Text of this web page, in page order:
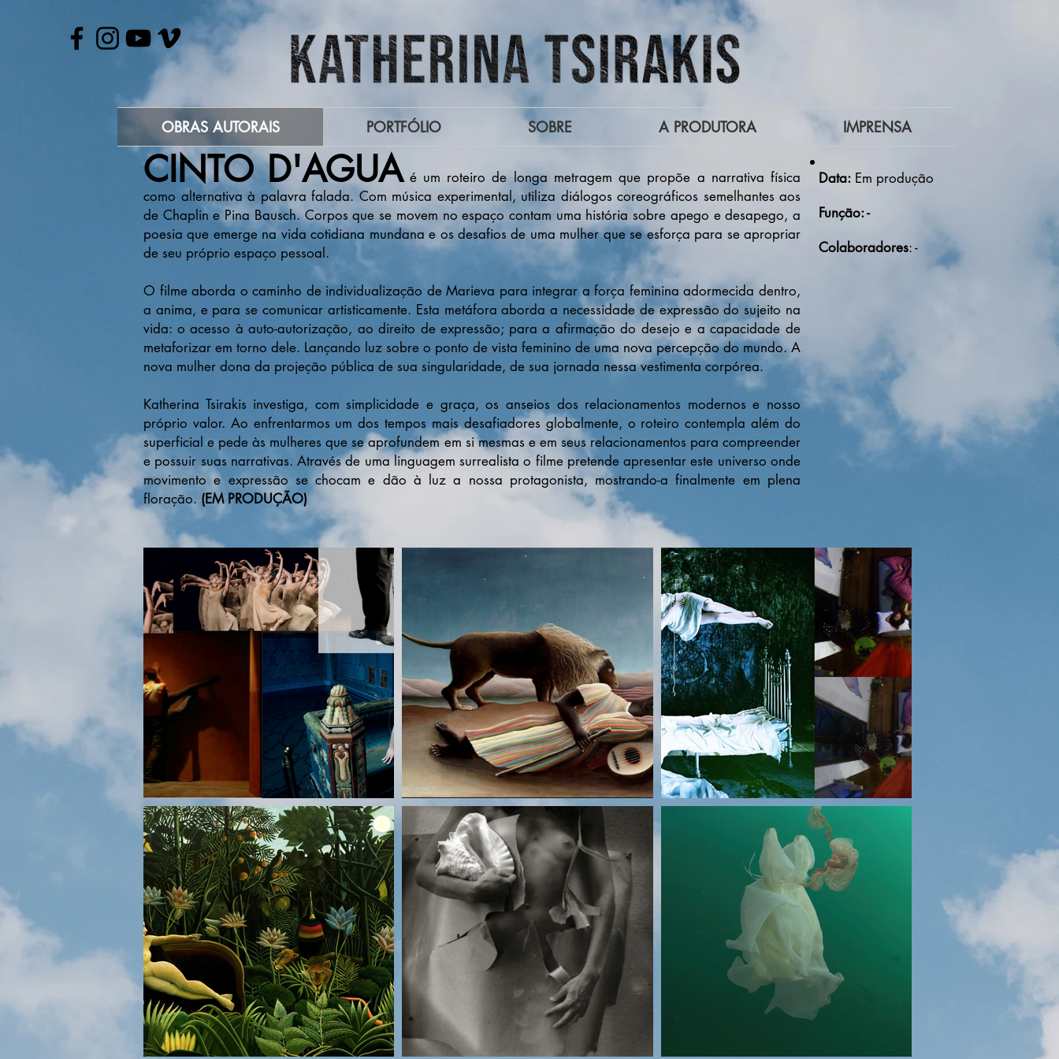
OBRAS AUTORAIS PORTFÓLIO SOBRE A PRODUTORA IMPRENSA
CINTO D'AGUAé um roteiro de longa metragem que propõe a narrativa física
como alternativa à palavra falada. Com música experimental, utiliza diálogos coreográficos semelhantes aos
de Chaplin e Pina Bausch. Corpos que se movem no espaço contam uma história sobre apego e desapego, a
poesia que emerge na vida cotidiana mundana e os desafios de uma mulher que se esforça para se apropriar
de seu próprio espaço pessoal.
O filme aborda o caminho de individualização de Marieva para integrar a força feminina adormecida dentro,
a anima, e para se comunicar artisticamente. Esta metáfora aborda a necessidade de expressão do sujeito na
vida: o acesso à auto-autorização, ao direito de expressão; para a afirmação do desejo e a capacidade de
metaforizar em torno dele. Lançando luz sobre o ponto de vista feminino de uma nova percepção do mundo. A
nova mulher dona da projeção pública de sua singularidade, de sua jornada nessa vestimenta corpórea.
Katherina Tsirakis investiga, com simplicidade e graça, os anseios dos relacionamentos modernos e nosso
próprio valor. Ao enfrentarmos um dos tempos mais desafiadores globalmente, o roteiro contempla além do
superficial e pede às mulheres que se aprofundem em si mesmas e em seus relacionamentos para compreender
e possuir suas narrativas. Através de uma linguagem surrealista o filme pretende apresentar este universo onde
movimento e expressão se chocam e dão à luz a nossa protagonista, mostrando-a finalmente em plena
floração. (EM PRODUÇÃO)
Data: Em produção
Função: -
Colaboradores: -